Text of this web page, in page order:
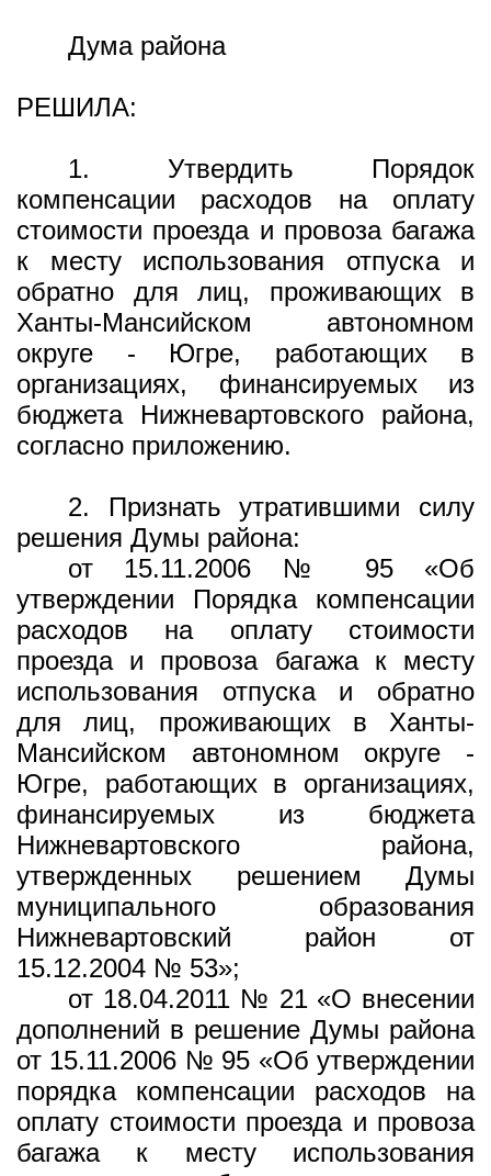
Дума района
РЕШИЛА:
1. Утвердить Порядок
компенсации расходов на оплату
стоимости проезда и провоза багажа
к месту использования отпуска и
обратно для лиц, проживающих в
Ханты-Мансийском автономном
округе - Югре, работающих в
организациях, финансируемых из
бюджета Нижневартовского района,
согласно приложению.
2. Признать утратившими силу
решения Думы района:
от 15.11.2006 № 95 «Об
утверждении Порядка компенсации
расходов на оплату стоимости
проезда и провоза багажа к месту
использования отпуска и обратно
для лиц, проживающих в Ханты-
Мансийском автономном округе -
Югре, работающих в организациях,
финансируемых из бюджета
Нижневартовского района,
утвержденных решением Думы
муниципального образования
Нижневартовский район от
15.12.2004 № 53»;
от 18.04.2011 № 21 «О внесении
дополнений в решение Думы района
от 15.11.2006 № 95 «Об утверждении
порядка компенсации расходов на
оплату стоимости проезда и провоза
багажа к месту использования